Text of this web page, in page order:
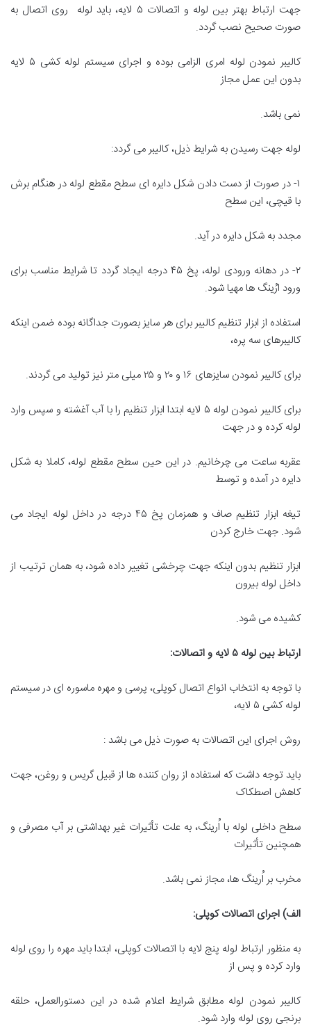
جهت ارتباط بهتر بین لوله و اتصالات ۵ لایه، باید لوله روی اتصال به
صورت صحیح نصب گردد.
کالیبر نمودن لوله امری الزامی بوده و اجرای سیستم لوله کشی ۵ لایه
بدون این عمل مجاز
نمی باشد.
لوله جهت رسیدن به شرایط ذیل، کاليبر می گردد:
۱- در صورت از دست دادن شکل دایره ای سطح مقطع لوله در هنگام برش
با قیچی، این سطح
مجدد به شکل دایره در آید.
۲- در دهانه ورودی لوله، پخ ۴۵ درجه ایجاد گردد تا شرایط مناسب برای
ورود ارُینگ ها مهیا شود.
استفاده از ابزار تنظیم کالیبر برای هر سایز بصورت جداگانه بوده ضمن اینکه
کالیبرهای سه پره،
برای کالیبر نمودن سایزهای ۱۶ و ۲۰ و ۲۵ میلی متر نیز تولید می گردند.
برای کالیبر نمودن لوله ۵ لایه ابتدا ابزار تنظیم را با آب آغشته و سپس وارد
لوله کرده و در جهت
عقربه ساعت می چرخانیم. در این حین سطح مقطع لوله، کاملا به شکل
دایره در آمده و توسط
تیغه ابزار تنظیم صاف و همزمان پخ ۴۵ درجه در داخل لوله ایجاد می
شود. جهت خارج کردن
ابزار تنظیم بدون اینکه جهت چرخشی تغییر داده شود، به همان ترتیب از
داخل لوله بیرون
کشیده می شود.
ارتباط بین لوله ۵ لایه و اتصالات:
با توجه به انتخاب انواع اتصال کوپلی، پرسی و مهره ماسوره ای در سیستم
لوله کشی ۵ لایه،
روش اجرای این اتصالات به صورت ذیل می باشد :
باید توجه داشت که استفاده از روان کننده ها از قبیل گریس و روغن، جهت
کاهش اصطکاک
سطح داخلی لوله با اُرینگ، به علت تأثیرات غیر بهداشتی بر آب مصرفی و
همچنین تأثیرات
مخرب بر اُرینگ ها، مجاز نمی باشد.
الف) اجرای اتصالات کوپلی:
به منظور ارتباط لوله پنج لایه با اتصالات کوپلی، ابتدا باید مهره را روی لوله
وارد کرده و پس از
کالیبر نمودن لوله مطابق شرایط اعلام شده در این دستورالعمل، حلقه
برنجی روی لوله وارد شود.